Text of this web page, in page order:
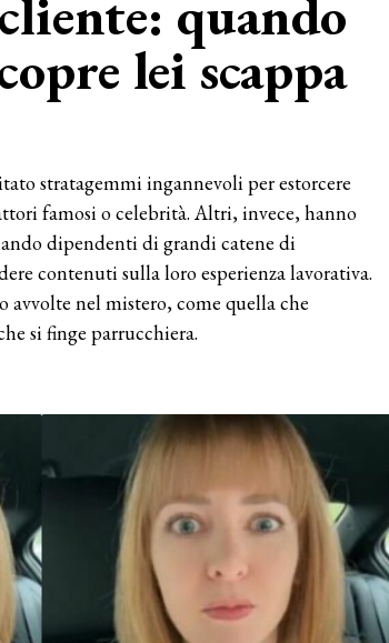
quando
lei scappa
stratagemmi ingannevoli per estorcere
famosi o celebrità. Altri, invece, hanno
dipendenti di grandi catene di
contenuti sulla loro esperienza lavorativa.
avvolte nel mistero, come quella che
si finge parrucchiera.